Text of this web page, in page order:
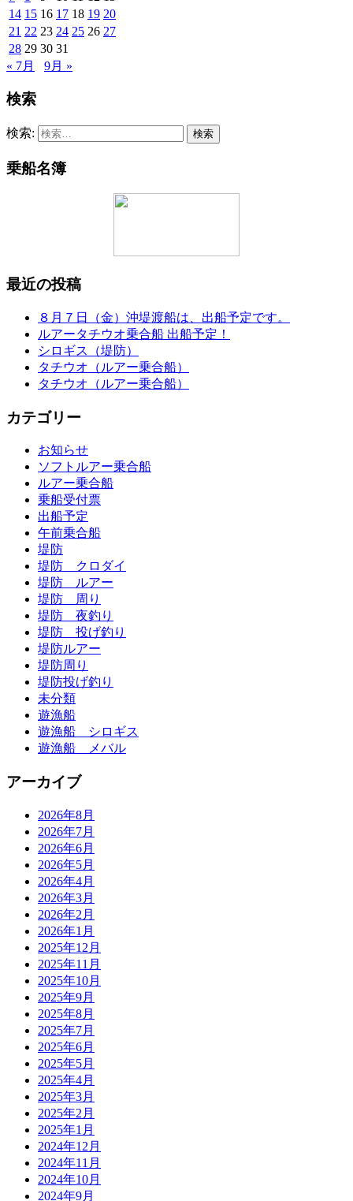
14 15 16 17 18 19 20
21 22 23 24 25 26 27
28 29 30 31
« 7月
9月 »
検索
検索:
乗船名簿
最近の投稿
８月７日（金）沖堤渡船は、出船予定です。
ルアータチウオ乗合船 出船予定！
シロギス（堤防）
タチウオ（ルアー乗合船）
タチウオ（ルアー乗合船）
カテゴリー
お知らせ
ソフトルアー乗合船
ルアー乗合船
乗船受付票
出船予定
午前乗合船
堤防
堤防 クロダイ
堤防 ルアー
堤防 周り
堤防 夜釣り
堤防 投げ釣り
堤防ルアー
堤防周り
堤防投げ釣り
未分類
遊漁船
遊漁船 シロギス
遊漁船 メバル
アーカイブ
2026年8月
2026年7月
2026年6月
2026年5月
2026年4月
2026年3月
2026年2月
2026年1月
2025年12月
2025年11月
2025年10月
2025年9月
2025年8月
2025年7月
2025年6月
2025年5月
2025年4月
2025年3月
2025年2月
2025年1月
2024年12月
2024年11月
2024年10月
2024年9月